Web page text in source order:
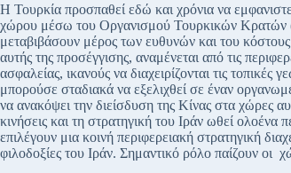
Η Τουρκία προσπαθεί εδώ και χρόνια να
χώρου μέσω του Οργανισμού Τουρκικών Κρατών
μεταβιβάσουν μέρος των ευθυνών και του
αυτής της προσέγγισης, αναμένεται από τις
ασφαλείας, ικανούς να διαχειρίζονται τις
μπορούσε σταδιακά να εξελιχθεί σε έναν
να ανακόψει την διείσδυση της Κίνας στα χώρες
κινήσεις και τη στρατηγική του Ιράν ωθεί
επιλέγουν μια κοινή περιφερειακή στρατηγική
φιλοδοξίες του Ιράν. Σημαντικό ρόλο παίζουν οι